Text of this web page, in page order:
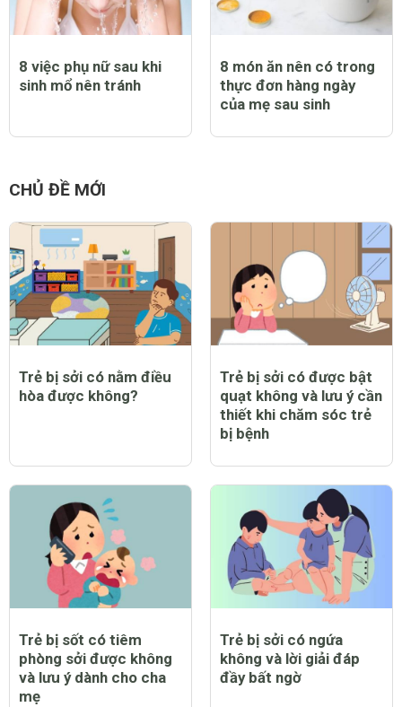
8 việc phụ nữ sau khi
sinh mổ nên tránh
8 món ăn nên có trong
thực đơn hàng ngày
của mẹ sau sinh
CHỦ ĐỀ MỚI
Trẻ bị sởi có nằm điều
hòa được không?
Trẻ bị sởi có được bật
quạt không và lưu ý cần
thiết khi chăm sóc trẻ
bị bệnh
Trẻ bị sốt có tiêm
phòng sởi được không
và lưu ý dành cho cha
mẹ
Trẻ bị sởi có ngứa
không và lời giải đáp
đầy bất ngờ